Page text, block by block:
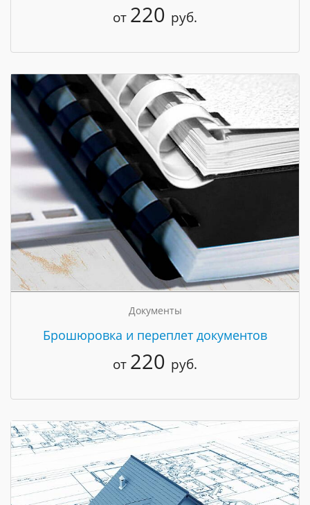
от 220 руб.
Документы
Брошюровка и переплет документов
от 220 руб.